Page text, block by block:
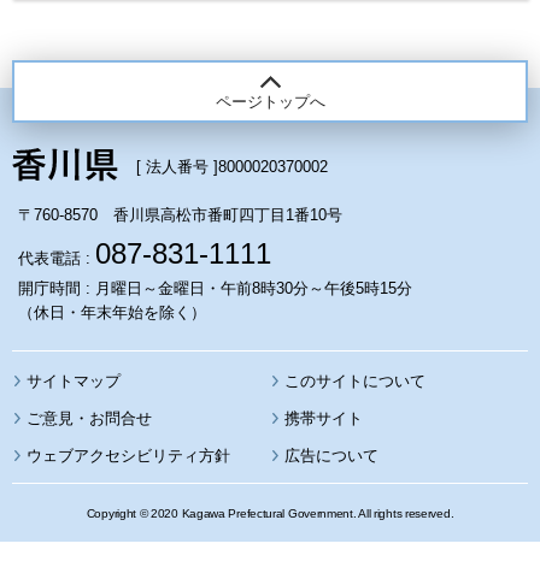
ページトップへ
[ 法人番号 ]8000020370002
〒760-8570 香川県高松市番町四丁目1番10号
代表電話 : 087-831-1111
開庁時間 : 月曜日～金曜日・午前8時30分～午後5時15分
（休日・年末年始を除く）
サイトマップ このサイトについて
携帯サイト
ウェブアクセシビリティ方針 広告について
Copyright © 2020 Kagawa Prefectural Government. All rights reserved.